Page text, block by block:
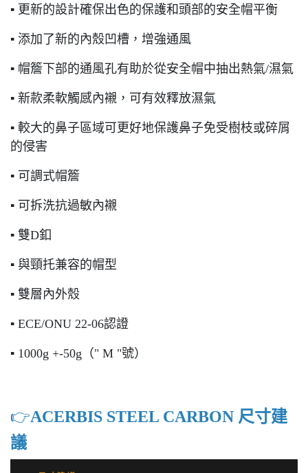
▪ 更新的設計確保出色的保護和頭部的安全帽平衡
▪ 添加了新的內殼凹槽，增強通風
▪ 帽簷下部的通風孔有助於從安全帽中抽出熱氣/濕氣
▪ 新款柔軟觸感內襯，可有效釋放濕氣
▪ 較大的鼻子區域可更好地保護鼻子免受樹枝或碎屑
的侵害
▪ 可調式帽簷
▪ 可拆洗抗過敏內襯
▪ 雙D釦
▪ 與頸托兼容的帽型
▪ 雙層內外殼
▪ ECE/ONU 22-06認證
▪ 1000g +-50g（" M "號）
👉️ACERBIS STEEL CARBON 尺寸建
議